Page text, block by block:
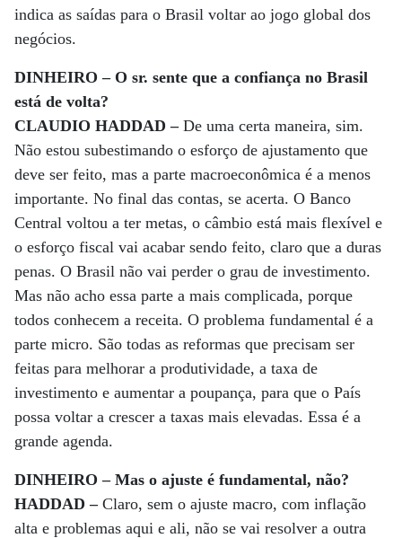
indica as saídas para o Brasil voltar ao jogo global dos
negócios.
DINHEIRO – O sr. sente que a confiança no Brasil
está de volta?
CLAUDIO HADDAD –De uma certa maneira, sim.
Não estou subestimando o esforço de ajustamento que
deve ser feito, mas a parte macroeconômica é a menos
importante. No final das contas, se acerta. O Banco
Central voltou a ter metas, o câmbio está mais flexível e
o esforço fiscal vai acabar sendo feito, claro que a duras
penas. O Brasil não vai perder o grau de investimento.
Mas não acho essa parte a mais complicada, porque
todos conhecem a receita. O problema fundamental é a
parte micro. São todas as reformas que precisam ser
feitas para melhorar a produtividade, a taxa de
investimento e aumentar a poupança, para que o País
possa voltar a crescer a taxas mais elevadas. Essa é a
grande agenda.
DINHEIRO – Mas o ajuste é fundamental, não?
HADDAD –Claro, sem o ajuste macro, com inflação
alta e problemas aqui e ali, não se vai resolver a outra